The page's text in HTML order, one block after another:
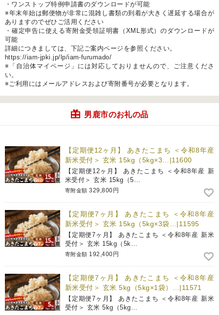
・ワンストップ特例申請書のダウンロードが可能
※年末年始は郵便物が非常に混雑し書類の到着が大きく遅延する場合が
ありますのでぜひご活用ください
・確定申告に使える寄附金受領証明書（XML形式）のダウンロードが
可能
詳細につきましては、下記ご案内ページを参照ください。
https://iam-jpki.jp/lp/iam-furumado/
※「自治体マイページ」には対応しておりませんので、ご注意くださ
い。
※ご利用にはメールアドレスおよび寄附番号が必要となります。
男鹿市のお礼の品
【定期便12ヶ月】 あきたこまち ＜令和8年産
新米受付＞ 玄米 15kg（5kg×3…|11600
【定期便12ヶ月】 あきたこまち ＜令和8年産 新
米受付＞ 玄米 15kg（5…
寄附金額 329,800円
【定期便7ヶ月】 あきたこまち ＜令和8年産
新米受付＞ 玄米 15kg（5kg×3袋…|11595
【定期便7ヶ月】 あきたこまち ＜令和8年産 新米
受付＞ 玄米 15kg（5k…
寄附金額 192,400円
【定期便7ヶ月】 あきたこまち ＜令和8年産
新米受付＞ 玄米 5kg（5kg×1袋）…|11571
【定期便7ヶ月】 あきたこまち ＜令和8年産 新米
受付＞ 玄米 5kg（5kg…